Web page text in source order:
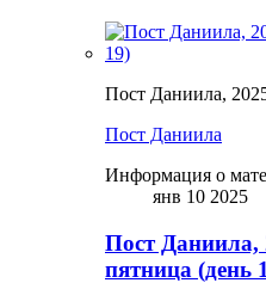
Пост Даниила,
Пост Даниила
Информация о
янв 10 2025
Пост Даниила,
пятница (день